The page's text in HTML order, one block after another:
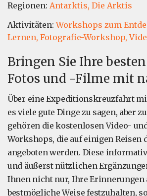
Regionen: Antarktis, Die Arktis
Aktivitäten:Workshops zum
Lernen, Fotografie-Workshop,
Bringen Sie Ihre
Fotos und -Filme mit
Über eine Expeditionskreuzfahrt
es viele gute Dinge zu sagen, aber
gehören die kostenlosen Video-
Workshops, die auf einigen Reisen
angeboten werden. Diese
und äußerst nützlichen
Ihnen nicht nur, Ihre Erinnerungen
bestmögliche Weise festzuhalten,